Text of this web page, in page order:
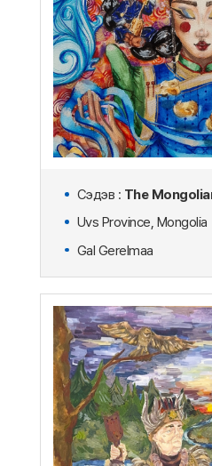
Сэдэв : The
Uvs Province, Mongolia
Gal Gerelmaa